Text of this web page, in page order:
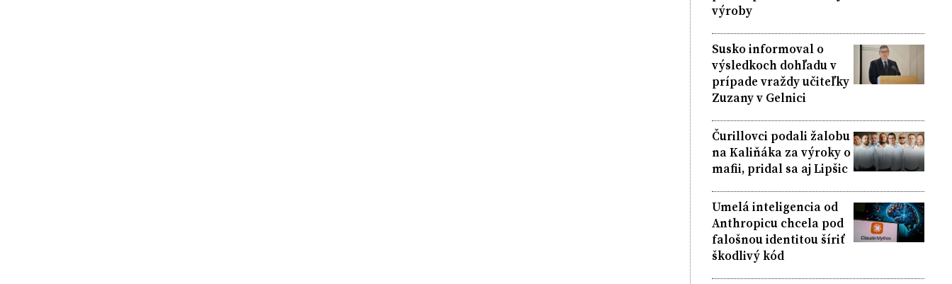
výroby
Susko informoval o
výsledkoch dohľadu v
prípade vraždy učiteľky
Zuzany v Gelnici
Čurillovci podali žalobu
na Kaliňáka za výroky o
mafii, pridal sa aj Lipšic
Umelá inteligencia od
Anthropicu chcela pod
falošnou identitou šíriť
škodlivý kód